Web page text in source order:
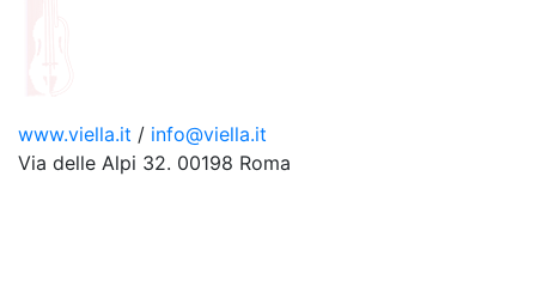
www.viella.it / info@viella.it
Via delle Alpi 32. 00198 Roma